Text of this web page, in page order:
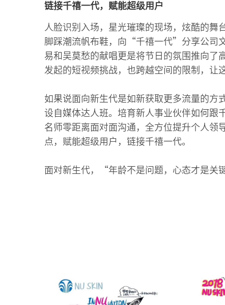
链接千禧一代，赋能超级用户
人脸识别入场，星光璀璨的现场，炫酷的舞
脚踩潮流帆布鞋，向“千禧一代”分享公司
易和吴莫愁的献唱更是将节日的氛围推向
发起的短视频挑战，也跨越空间的限制，让
如果说面向新生代是如新获取更多流量的
设自媒体达人班。培育新人事业伙伴如何
名师零距离面对面沟通，全方位提升个人领
点，赋能超级用户，链接千禧一代。
面对新生代，“年龄不是问题，心态才是关